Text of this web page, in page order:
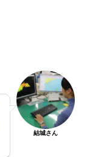
結城さん